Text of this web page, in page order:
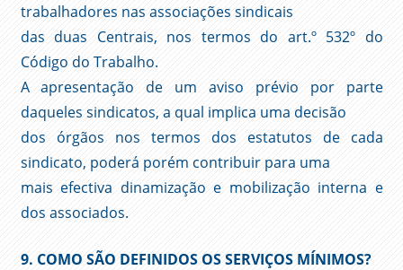
trabalhadores nas associações sindicais
das duas Centrais, nos termos do art.º 532º do
Código do Trabalho.
A apresentação de um aviso prévio por parte
daqueles sindicatos, a qual implica uma decisão
dos órgãos nos termos dos estatutos de cada
sindicato, poderá porém contribuir para uma
mais efectiva dinamização e mobilização interna e
dos associados.
9. COMO SÃO DEFINIDOS OS SERVIÇOS MÍNIMOS?